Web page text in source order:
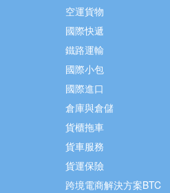
空運貨物
國際快遞
鐵路運輸
國際小包
國際進口
倉庫與倉儲
貨櫃拖車
貨車服務
貨運保險
跨境電商解決方案BTC